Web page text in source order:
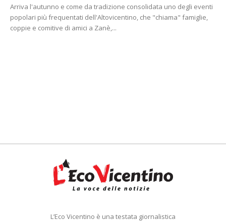
Arriva l'autunno e come da tradizione consolidata uno degli eventi
popolari più frequentati dell'Altovicentino, che "chiama" famiglie,
coppie e comitive di amici a Zanè,...
L’Eco Vicentino è una testata giornalistica